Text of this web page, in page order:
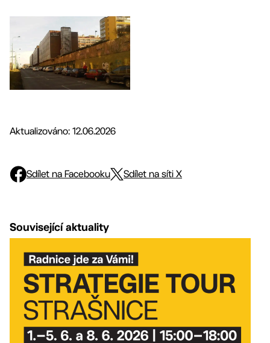
Aktualizováno: 12.06.2026
Sdílet na Facebooku Sdílet na síti X
Související aktuality